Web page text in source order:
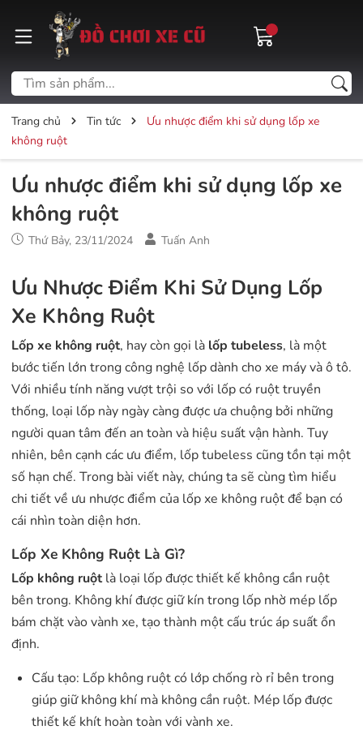
Trang chủ Tin tức
Ưu nhược điểm khi sử dụng lốp xe
không ruột
Ưu nhược điểm khi sử dụng lốp xe
không ruột
Thứ Bảy, 23/11/2024 Tuấn Anh
Ưu Nhược Điểm Khi Sử Dụng Lốp
Xe Không Ruột
Lốp xe không ruột, hay còn gọi là lốp tubeless, là một
bước tiến lớn trong công nghệ lốp dành cho xe máy và ô tô.
Với nhiều tính năng vượt trội so với lốp có ruột truyền
thống, loại lốp này ngày càng được ưa chuộng bởi những
người quan tâm đến an toàn và hiệu suất vận hành. Tuy
nhiên, bên cạnh các ưu điểm, lốp tubeless cũng tồn tại một
số hạn chế. Trong bài viết này, chúng ta sẽ cùng tìm hiểu
chi tiết về ưu nhược điểm của lốp xe không ruột để bạn có
cái nhìn toàn diện hơn.
Lốp Xe Không Ruột Là Gì?
Lốp không ruộtlà loại lốp được thiết kế không cần ruột
bên trong. Không khí được giữ kín trong lốp nhờ mép lốp
bám chặt vào vành xe, tạo thành một cấu trúc áp suất ổn
định.
Cấu tạo: Lốp không ruột có lớp chống rò rỉ bên trong
giúp giữ không khí mà không cần ruột. Mép lốp được
thiết kế khít hoàn toàn với vành xe.